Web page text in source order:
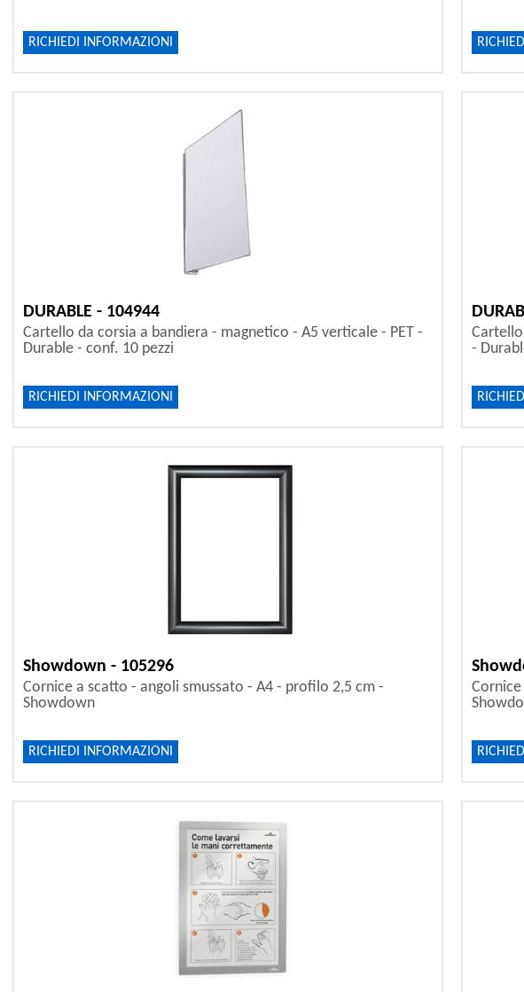
RICHIEDI INFORMAZIONI
DURABLE - 104944
Cartello da corsia a bandiera - magnetico - A5 verticale - PET -
Durable - conf. 10 pezzi
RICHIEDI INFORMAZIONI
-
Showdown - 105296
Cornice a scatto - angoli smussato - A4 - profilo 2,5 cm -
Showdown
RICHIEDI INFORMAZIONI